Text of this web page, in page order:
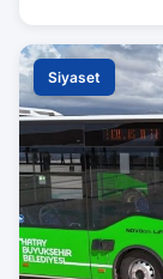
Siyaset